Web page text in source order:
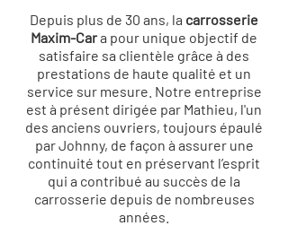
Depuis plus de 30 ans, la carrosserie
Maxim-Cara pour unique objectif de
satisfaire sa clientèle grâce à des
prestations de haute qualité et un
service sur mesure. Notre entreprise
est à présent dirigée par Mathieu, l'un
des anciens ouvriers, toujours épaulé
par Johnny, de façon à assurer une
continuité tout en préservant l’esprit
qui a contribué au succès de la
carrosserie depuis de nombreuses
années.